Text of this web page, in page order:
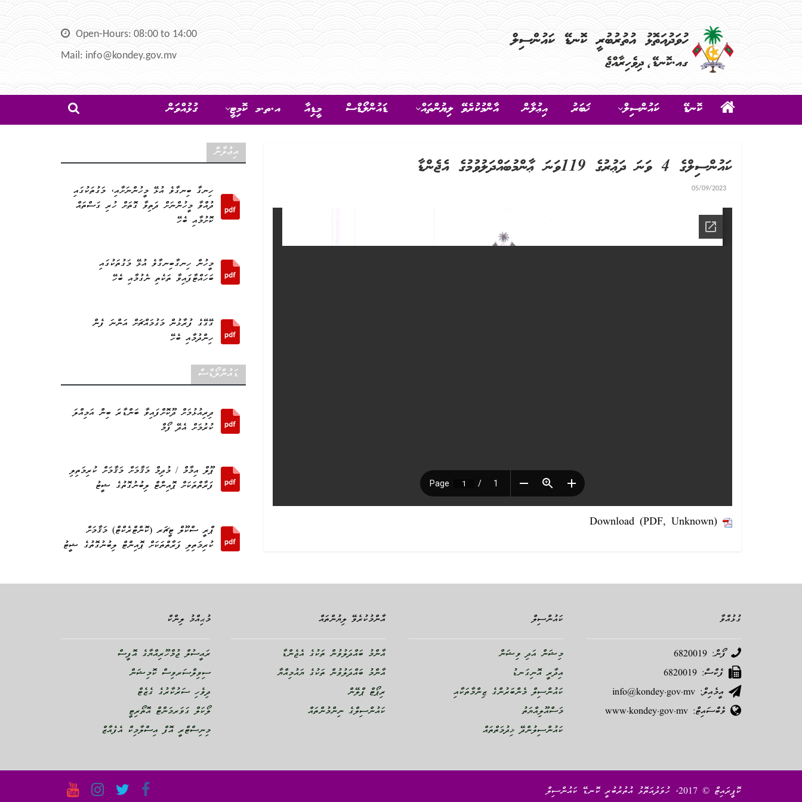
Open-Hours: 08:00 to 14:00
Mail: info@kondey.gov.mv
ކޮނޑޭ ކައުންސިލް ޚަބަރު އިޢުލާން އާންމުކުރެވޭ ލިޔުންތައް ޑައުންލޯޑްސް މީޑިއާ އ.ތ.މ ކޮމިޓީ ގުޅުއްވަން
ކައުންސިލްގެ 4 ވަނަ ދަޢުރުގެ 119ވަނަ ޢާންމުބައްދަލުވުމުގެ އެޖެންޑާ
05/09/2023
Download (PDF, Unknown)
އިޢުލާން
ހިނގާ ބިނގާވެ އުޅޭ މީހުންނަށާއި، މަގުތަކުގައި
ދުއްވާ މީހުންނަށް ދަތިވާ ގޮތަށް ހުރި ގަސްތައް
ކޮށުމާއި ބެހޭ
މީހުން ހިނގާބިނގާވެ އުޅޭ މަގުތަކުގައި
ބަހައްޓާފައިވާ ތަކެތި ނެގުމާއި ބެހޭ
ގޭގޭގެ ފުރާޅުން މަގުމައްޗަށް އަންނަ ފެން
ހިންދުމާއި ބެހޭ
ޑައުންލޯޑްސް
ދިރިއުޅުމަށް ދޫކޮށްފައިވާ ބަންޑާރަ ބިން އަމިއްލަ
ކުރުމަށް އެދޭ ފޯމް
ޕޫލް އިމާމް / މުދިމް މަޤާމަށް މަޤާމަށް ކުރިމަތިލި
ފަރާތްތަކަށް ޕޮއިންޓް ލިބުނުގޮތުގެ ޝީޓު
ޕްރީ ސްކޫލް ޓީޗަރ (ކޮންޓްރެކްޓް) މަޤާމަށް
ކުރިމަތިލި ފަރާތްތަކަށް ޕޮއިންޓް ލިބުނުގޮތުގެ ޝީޓު
މުޙިއްމު ލިންކް
ރައީސުލް ޖުމްހޫރިއްޔާގެ އޮފީސް
ސިވިލްސަރވިސް ކޮމިޝަން
ދިވެހި ސަރުކާރުގެ ގެޒެޓް
ލޯކަލް ގަވަރމަންޓް އޮތޯރިޓީ
މިނިސްޓްރީ އޮފް އިސްލާމިކް އެފެއާޒް
އާންމުކުރެވޭ ލިޔުންތައް
އާންމު ބައްދަލުވުން ތަކުގެ އެޖެންޑާ
އާންމު ބައްދަލުވުން ތަކުގެ ޔައުމިއްޔާ
ރިޕޯޓް ޕްލޭން
ކައުންސިލްގެ ނިންމުންތައް
ކައުންސިލް
މިޝަން އަދި ވިޝަން
އިދާރީ އޮނިގަނޑު
ކައުންސިލް މެންބަރުންގެ ޒިންމާތަކާއި
މަސްއޫލިއްޔަތު
ކައުންސިލުންދޭ ޚިދުމަތްތައް
ގުޅުއްވާ
ފޯން: 6820019
ފެކްސް: 6820019
އީމެއިލް: info@kondey.gov.mv
ވެބްސައިޓް: www.kondey.gov.mv
ކޮޕީރައިޓް © 2017، ހުވަދުއަތޮޅު އުތުރުބުރީ ކޮނޑޭ ކައުންސިލް